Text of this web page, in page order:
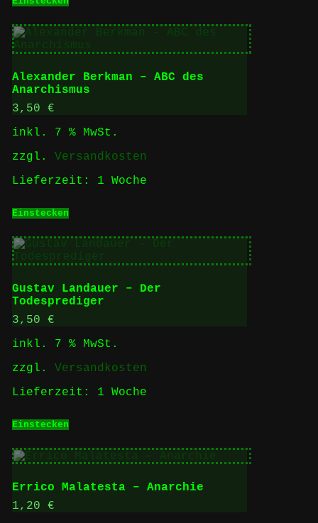
Alexander Berkman – ABC des
Anarchismus
3,50 €
inkl. 7 % MwSt.
zzgl. Versandkosten
Lieferzeit: 1 Woche
Einstecken
Gustav Landauer – Der
Todesprediger
3,50 €
inkl. 7 % MwSt.
zzgl. Versandkosten
Lieferzeit: 1 Woche
Einstecken
Errico Malatesta – Anarchie
1,20 €